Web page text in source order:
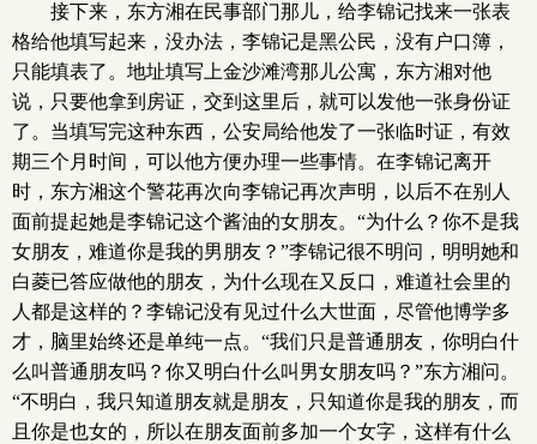
接下来，东方湘在民事部门那儿，给李锦记找来一张表
格给他填写起来，没办法，李锦记是黑公民，没有户口簿，
只能填表了。地址填写上金沙滩湾那儿公寓，东方湘对他
说，只要他拿到房证，交到这里后，就可以发他一张身份证
了。当填写完这种东西，公安局给他发了一张临时证，有效
期三个月时间，可以他方便办理一些事情。在李锦记离开
时，东方湘这个警花再次向李锦记再次声明，以后不在别人
面前提起她是李锦记这个酱油的女朋友。“为什么？你不是我
女朋友，难道你是我的男朋友？”李锦记很不明问，明明她和
白菱已答应做他的朋友，为什么现在又反口，难道社会里的
人都是这样的？李锦记没有见过什么大世面，尽管他博学多
才，脑里始终还是单纯一点。“我们只是普通朋友，你明白什
么叫普通朋友吗？你又明白什么叫男女朋友吗？”东方湘问。
“不明白，我只知道朋友就是朋友，只知道你是我的朋友，而
且你是也女的，所以在朋友面前多加一个女字，这样有什么